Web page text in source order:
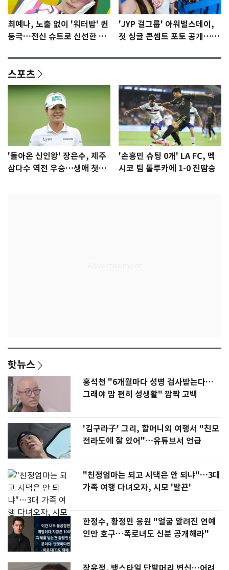
최예나, 노출 없이 '워터밤' 퀸
등극…전신 슈트로 신선한 충
'JYP 걸그룹' 아워벌스데이,
첫 싱글 콘셉트 포토 공개…청
스포츠
'돌아온 신인왕' 장은수, 제주
삼다수 역전 우승…생애 첫승
'손흥민 슈팅 0개' LA FC, 멕
시코 팀 톨루카에 1-0 진땀승
핫뉴스
홍석천 "6개월마다 성병 검사받는다…
그래야 맘 편히 성생활" 깜짝 고백
'김구라子' 그리, 할머니외 여행서 "친모
전라도에 잘 있어"…유튜브서 언급
"친정엄마는 되고 시댁은 안 되냐"…3대
가족 여행 다녀오자, 시모 '발끈'
한정수, 황정민 응원 "얼굴 알려진 연예
인만 호구…폭로녀도 신분 공개해라"